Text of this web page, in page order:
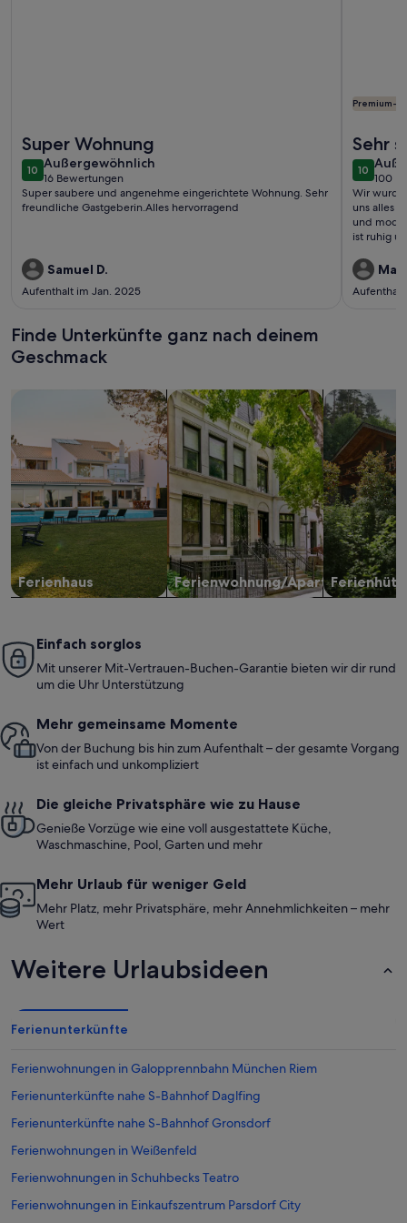
Super Wohnung
1010 von 10
Außergewöhnlich
außergewöhnlich
16 Bewertungen
(16
bewertungen)
Super saubere und angenehme eingerichtete Wohnung. Sehr
freundliche Gastgeberin.Alles hervorragend
Samuel D.
Aufenthalt im Jan. 2025
Premium-
Sehr
1010 von
100
(100
Wir
uns alles
und
ist ruhig
vieles
Finde Unterkünfte ganz nach deinem
Geschmack
Ferienhaus
Suche nach Ferienhäusern
Ferienwohnung/Apartment
Suche nach Ferienwohnungen oder
Suche nach
Einfach sorglos
Mit unserer Mit-Vertrauen-Buchen-Garantie bieten wir dir rund
um die Uhr Unterstützung
Mehr gemeinsame Momente
Von der Buchung bis hin zum Aufenthalt – der gesamte Vorgang
ist einfach und unkompliziert
Die gleiche Privatsphäre wie zu Hause
Genieße Vorzüge wie eine voll ausgestattete Küche,
Waschmaschine, Pool, Garten und mehr
Mehr Urlaub für weniger Geld
Mehr Platz, mehr Privatsphäre, mehr Annehmlichkeiten – mehr
Wert
Weitere Urlaubsideen
Ferienunterkünfte
Ferienwohnungen in Galopprennbahn München Riem
Ferienunterkünfte nahe S-Bahnhof Daglfing
Ferienunterkünfte nahe S-Bahnhof Gronsdorf
Ferienwohnungen in Weißenfeld
Ferienwohnungen in Schuhbecks Teatro
Ferienwohnungen in Einkaufszentrum Parsdorf City